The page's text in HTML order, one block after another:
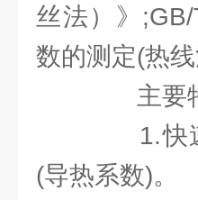
丝法）》
数的测定(热线
主要
1.快速
(导热系数)。